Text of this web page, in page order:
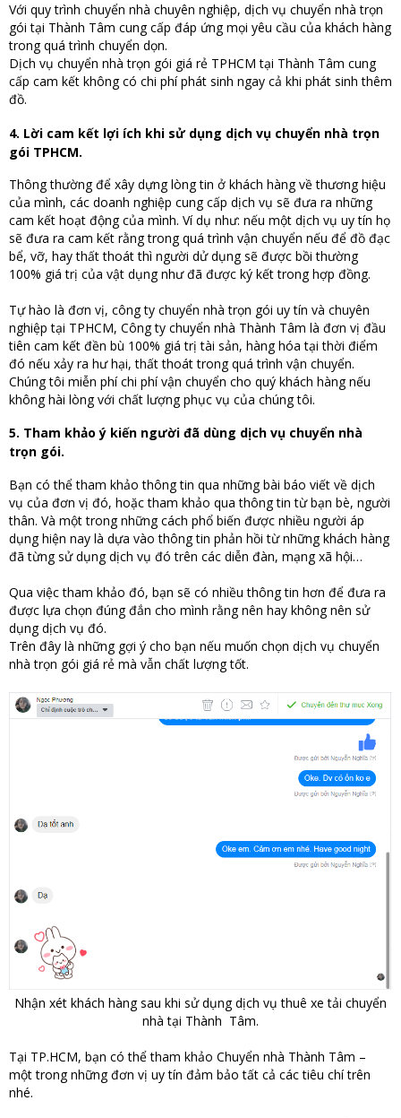
Với quy trình chuyển nhà chuyên nghiệp, dịch vụ chuyển nhà trọn
gói tại Thành Tâm cung cấp đáp ứng mọi yêu cầu của khách hàng
trong quá trình chuyển dọn.
Dịch vụ chuyển nhà trọn gói giá rẻ TPHCM tại Thành Tâm cung
cấp cam kết không có chi phí phát sinh ngay cả khi phát sinh thêm
đồ.
4. Lời cam kết lợi ích khi sử dụng dịch vụ chuyển nhà trọn
gói TPHCM.
Thông thường để xây dựng lòng tin ở khách hàng về thương hiệu
của mình, các doanh nghiệp cung cấp dịch vụ sẽ đưa ra những
cam kết hoạt động của mình. Ví dụ như: nếu một dịch vụ uy tín họ
sẽ đưa ra cam kết rằng trong quá trình vận chuyển nếu để đồ đạc
bể, vỡ, hay thất thoát thì người dử dụng sẽ được bồi thường
100% giá trị của vật dụng như đã được ký kết trong hợp đồng.
Tự hào là đơn vị, công ty chuyển nhà trọn gói uy tín và chuyên
nghiệp tại TPHCM, Công ty chuyển nhà Thành Tâm là đơn vị đầu
tiên cam kết đền bù 100% giá trị tài sản, hàng hóa tại thời điểm
đó nếu xảy ra hư hại, thất thoát trong quá trình vận chuyển.
Chúng tôi miễn phí chi phí vận chuyển cho quý khách hàng nếu
không hài lòng với chất lượng phục vụ của chúng tôi.
5. Tham khảo ý kiến người đã dùng dịch vụ chuyển nhà
trọn gói.
Bạn có thể tham khảo thông tin qua những bài báo viết về dịch
vụ của đơn vị đó, hoặc tham khảo qua thông tin từ bạn bè, người
thân. Và một trong những cách phổ biến được nhiều người áp
dụng hiện nay là dựa vào thông tin phản hồi từ những khách hàng
đã từng sử dụng dịch vụ đó trên các diễn đàn, mạng xã hội…
Qua việc tham khảo đó, bạn sẽ có nhiều thông tin hơn để đưa ra
được lựa chọn đúng đắn cho mình rằng nên hay không nên sử
dụng dịch vụ đó.
Trên đây là những gợi ý cho bạn nếu muốn chọn dịch vụ chuyển
nhà trọn gói giá rẻ mà vẫn chất lượng tốt.
Nhận xét khách hàng sau khi sử dụng dịch vụ thuê xe tải chuyển
nhà tại Thành Tâm.
Tại TP.HCM, bạn có thể tham khảo Chuyển nhà Thành Tâm –
một trong những đơn vị uy tín đảm bảo tất cả các tiêu chí trên
nhé.